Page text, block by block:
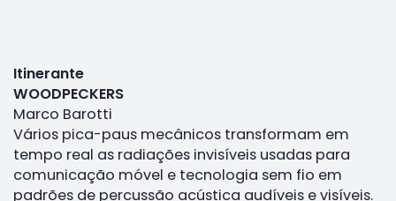
Itinerante
WOODPECKERS
Marco Barotti
Vários pica-paus mecânicos transformam em
tempo real as radiações invisíveis usadas para
comunicação móvel e tecnologia sem fio em
padrões de percussão acústica audíveis e visíveis.